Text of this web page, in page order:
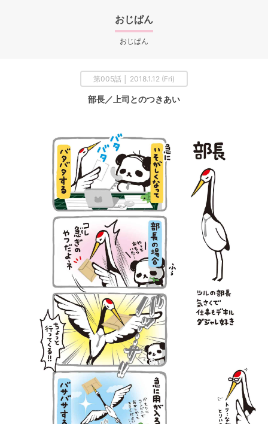
おじぱん
おじぱん
第005話 │ 2018.1.12 (Fri)
部長／上司とのつきあい